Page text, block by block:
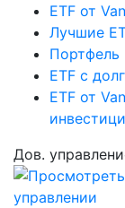
ETF от
Лучшие
Портфель
ETF с
ETF от
Дов.